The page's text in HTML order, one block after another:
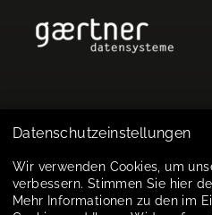
Datenschutzeinstellungen
Wir verwenden Cookies, um
verbessern. Stimmen Sie hier
Mehr Informationen zu den im